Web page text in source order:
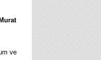
ve